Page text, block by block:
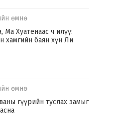
өмнө
Ма Хуатенаас ч илүү:
хамгийн баян хүн Ли
өмнө
гүүрийн туслах замыг